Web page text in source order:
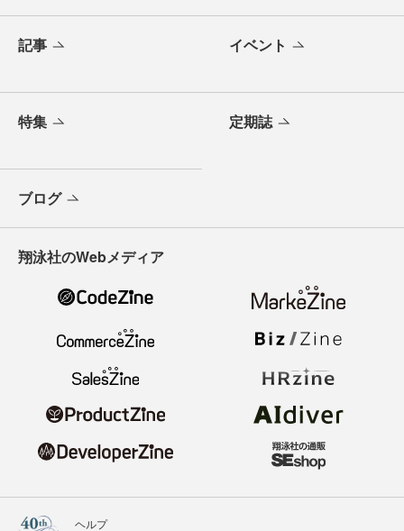
記事 イベント
特集 定期誌
ブログ
翔泳社のWebメディア
ヘルプ